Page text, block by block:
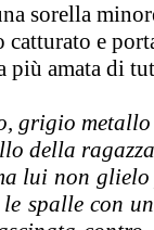
sorella
e
più amata di
grigio
della
lui non
spalle con